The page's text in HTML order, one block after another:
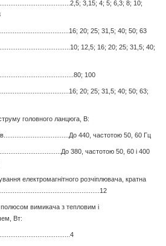
3,15; 4; 5; 6,3; 8; 10;
20; 25; 31,5; 40; 50; 63
12,5; 16; 20; 25; 31,5; 40;
100
20; 25; 31,5; 40; 50; 63;
головного ланцюга, В:
440, частотою 50, 60 Гц
380, частотою 50, 60 і 400
електромагнітного розчіплювача, кратна
вимикача з тепловим і
Вт: